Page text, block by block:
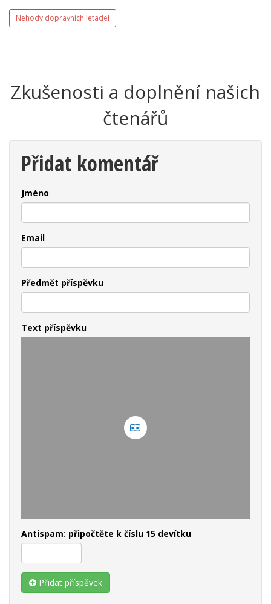
Nehody dopravních letadel
Zkušenosti a doplnění našich
čtenářů
Přidat komentář
Jméno
Email
Předmět příspěvku
Text příspěvku
Antispam: připočtěte k číslu 15 devítku
Přidat příspěvek